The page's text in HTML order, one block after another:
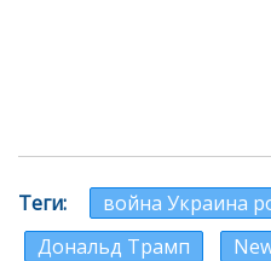
Теги
война Украина
Дональд Трамп